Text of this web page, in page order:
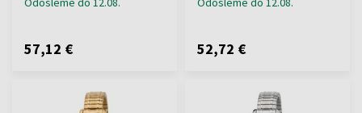
57,12 € 52,72 €